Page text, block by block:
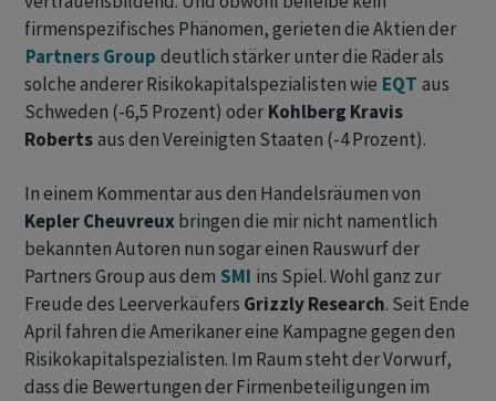
firmenspezifisches Phänomen, gerieten die Aktien der
Partners Group deutlich stärker unter die Räder als
solche anderer Risikokapitalspezialisten wie EQT aus
Schweden (-6,5 Prozent) oder Kohlberg Kravis
Robertsaus den Vereinigten Staaten (-4 Prozent).
In einem Kommentar aus den Handelsräumen von
Kepler Cheuvreux bringen die mir nicht namentlich
bekannten Autoren nun sogar einen Rauswurf der
Partners Group aus dem SMI ins Spiel. Wohl ganz zur
Freude des Leerverkäufers Grizzly Research. Seit Ende
April fahren die Amerikaner eine Kampagne gegen den
Risikokapitalspezialisten. Im Raum steht der Vorwurf,
dass die Bewertungen der Firmenbeteiligungen im